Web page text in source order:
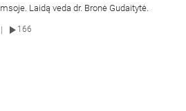
Laidą veda dr. Bronė Gudaitytė.
166